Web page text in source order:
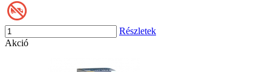
Részletek
Akció